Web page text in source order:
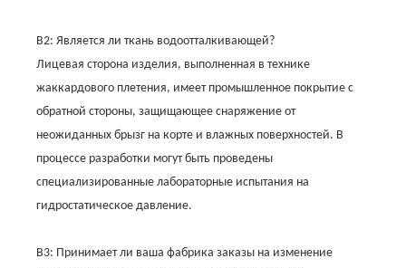
В2: Является ли ткань водоотталкивающей?
Лицевая сторона изделия, выполненная в технике
жаккардового плетения, имеет промышленное покрытие с
обратной стороны, защищающее снаряжение от
неожиданных брызг на корте и влажных поверхностей. В
процессе разработки могут быть проведены
специализированные лабораторные испытания на
гидростатическое давление.
В3: Принимает ли ваша фабрика заказы на изменение